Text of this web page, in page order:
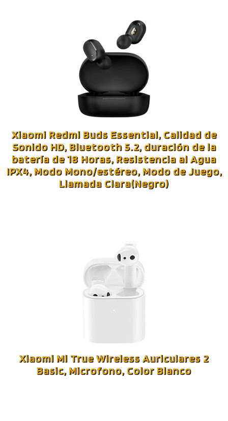
Xiaomi Redmi Buds Essential, Calidad de
Sonido HD, Bluetooth 5.2, duración de la
batería de 18 Horas, Resistencia al Agua
IPX4, Modo Mono/estéreo, Modo de Juego,
Llamada Clara(Negro)
Xiaomi Mi True Wireless Auriculares 2
Basic, Microfono, Color Blanco